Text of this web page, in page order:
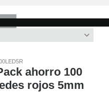
ahorro 100
rojos 5mm